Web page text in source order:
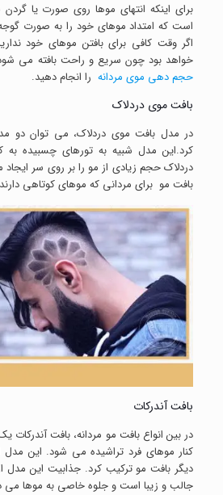
برای اینکه انتهای موها روی صورت یا گردن
است که امتداد موهای خود را به صورت
اگر وقت کافی برای بافتن موهای خود
خواهد بود چون سریع و راحت بافته می
حجم دهی موی مردانهرا انجام دهید.
بافت موی دردلاک
در مدل بافت موی دردلاک، می توان دو
کرد.این مدل شبیه به تورهای چسبیده
دردلاک حجم زیادی از مو را بر روی سر ایجاد
بافت مو برای مردانی که موهای کوتاهی
بافت آندرکات
در بین انواع بافت مو مردانه، بافت
کنار موهای فرد تراشیده می شود. این مدل
دیگر بافت مو ترکیب کرد. جذابیت این مدل
جالب و زیبا است و جلوه خاصی به موها می